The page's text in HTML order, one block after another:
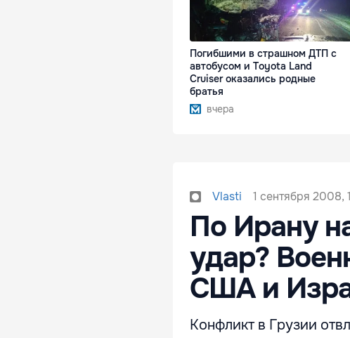
Погибшими в страшном ДТП с
автобусом и Toyota Land
Cruiser оказались родные
братья
вчера
Vlasti 1 сентября 2008,
По Ирану
удар?
США и
Конфликт в Грузии